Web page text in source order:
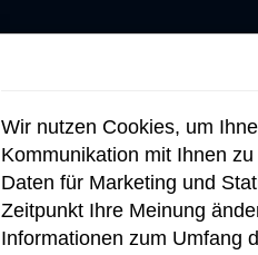
Wir nutzen Cookies, um
Kommunikation mit Ihnen
Daten für Marketing und
Zeitpunkt Ihre Meinung
Informationen zum Umfang